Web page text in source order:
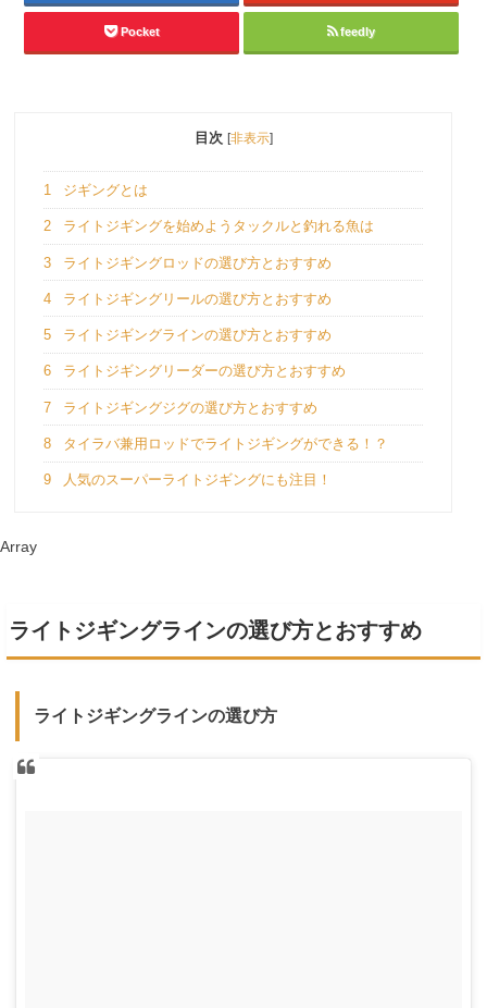
Pocket feedly
目次 [非表示]
1 ジギングとは
2 ライトジギングを始めようタックルと釣れる魚は
3 ライトジギングロッドの選び方とおすすめ
4 ライトジギングリールの選び方とおすすめ
5 ライトジギングラインの選び方とおすすめ
6 ライトジギングリーダーの選び方とおすすめ
7 ライトジギングジグの選び方とおすすめ
8 タイラバ兼用ロッドでライトジギングができる！？
9 人気のスーパーライトジギングにも注目！
Array
ライトジギングラインの選び方とおすすめ
ライトジギングラインの選び方